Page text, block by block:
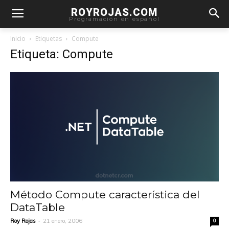
ROYROJAS.COM
Programación en español
Inicio Etiquetas Compute
Etiqueta: Compute
Método Compute característica del
DataTable
Roy Rojas - 21 enero, 2006 0